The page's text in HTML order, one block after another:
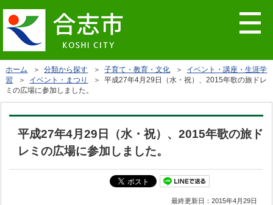
ホーム ＞分類から探す ＞子育て・教育・文化 ＞ イベント・講座・生涯学
習
＞ イベント・まつり
＞ 平成27年4月29日（水・祝）、2015年歌の旅ドレ
ミの広場に参加しました。
平成27年4月29日（水・祝）、2015年歌の旅ド
レミの広場に参加しました。
最終更新日：2015年4月29日